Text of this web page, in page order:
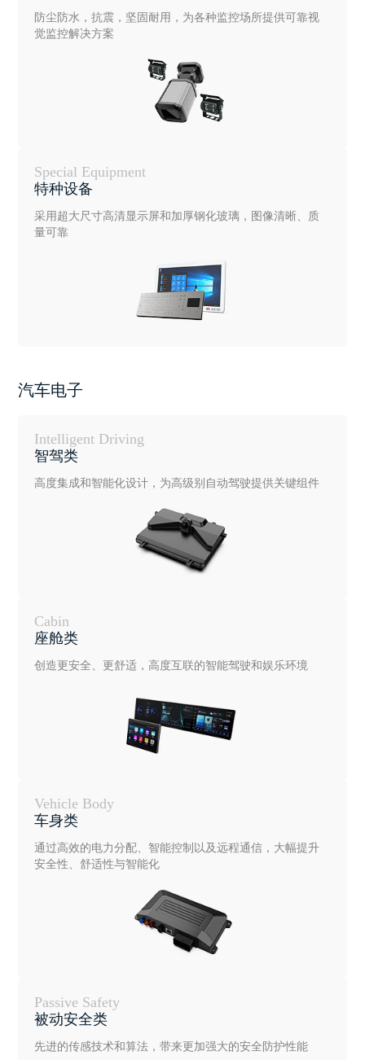
防尘防水，抗震，坚固耐用，为各种监控场所提供可靠视
觉监控解决方案
Special Equipment
特种设备
采用超大尺寸高清显示屏和加厚钢化玻璃，图像清晰、质
量可靠
汽车电子
Intelligent Driving
智驾类
高度集成和智能化设计，为高级别自动驾驶提供关键组件
Cabin
座舱类
创造更安全、更舒适，高度互联的智能驾驶和娱乐环境
Vehicle Body
车身类
通过高效的电力分配、智能控制以及远程通信，大幅提升
安全性、舒适性与智能化
Passive Safety
被动安全类
先进的传感技术和算法，带来更加强大的安全防护性能